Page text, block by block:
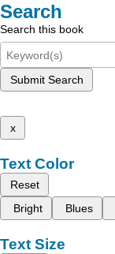
Search
Search this book
Submit Search
x
Text Color
Reset
Bright
Blues
Text Size